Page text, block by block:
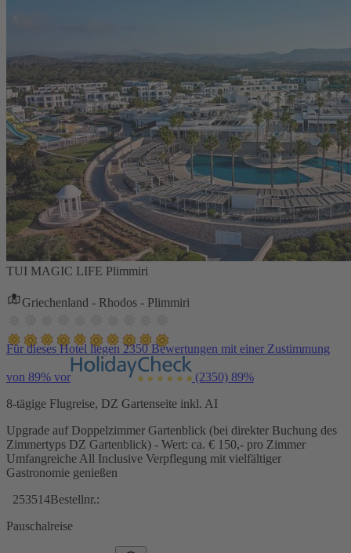
TUI MAGIC LIFE Plimmiri
Griechenland - Rhodos - Plimmiri
Für dieses Hotel liegen 2350 Bewertungen mit einer Zustimmung
von 89% vor (2350) 89%
8-tägige Flugreise, DZ Gartenseite inkl. AI
Upgrade auf Doppelzimmer Gartenblick (bei direkter Buchung des
Zimmertyps DZ Gartenblick) - Wert: ca. € 150,- pro Zimmer
Umfangreiche All Inclusive Verpflegung mit vielfältiger
Gastronomie genießen
253514Bestellnr.:
Pauschalreise